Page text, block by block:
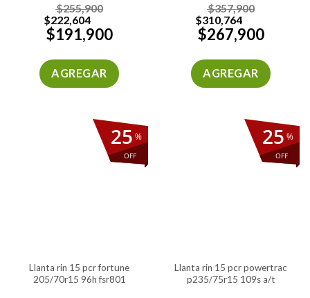
$255,900
$222,604
$191,900
AGREGAR
$357,900
$310,764
$267,900
AGREGAR
%
OFF
25
llanta rin 15 pcr fortune
205/70r15 96h fsr801
%
OFF
25
llanta rin 15 pcr powertrac
p235/75r15 109s a/t